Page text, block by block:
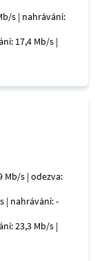
s | nahrávání:
17,4 Mb/s |
Mb/s | odezva:
| nahrávání: -
23,3 Mb/s |